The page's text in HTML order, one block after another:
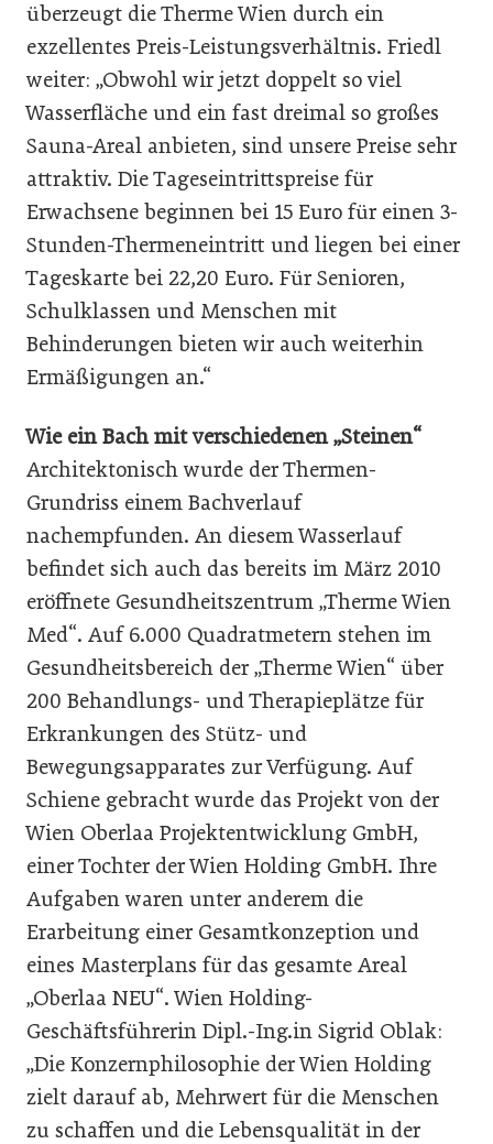
überzeugt die Therme Wien durch ein
exzellentes Preis-Leistungsverhältnis. Friedl
weiter: „Obwohl wir jetzt doppelt so viel
Wasserfläche und ein fast dreimal so großes
Sauna-Areal anbieten, sind unsere Preise sehr
attraktiv. Die Tageseintrittspreise für
Erwachsene beginnen bei 15 Euro für einen 3-
Stunden-Thermeneintritt und liegen bei einer
Tageskarte bei 22,20 Euro. Für Senioren,
Schulklassen und Menschen mit
Behinderungen bieten wir auch weiterhin
Ermäßigungen an.“
Wie ein Bach mit verschiedenen „Steinen“
Architektonisch wurde der Thermen-
Grundriss einem Bachverlauf
nachempfunden. An diesem Wasserlauf
befindet sich auch das bereits im März 2010
eröffnete Gesundheitszentrum „Therme Wien
Med“. Auf 6.000 Quadratmetern stehen im
Gesundheitsbereich der „Therme Wien“ über
200 Behandlungs- und Therapieplätze für
Erkrankungen des Stütz- und
Bewegungsapparates zur Verfügung. Auf
Schiene gebracht wurde das Projekt von der
Wien Oberlaa Projektentwicklung GmbH,
einer Tochter der Wien Holding GmbH. Ihre
Aufgaben waren unter anderem die
Erarbeitung einer Gesamtkonzeption und
eines Masterplans für das gesamte Areal
„Oberlaa NEU“. Wien Holding-
Geschäftsführerin Dipl.-Ing.in Sigrid Oblak:
„Die Konzernphilosophie der Wien Holding
zielt darauf ab, Mehrwert für die Menschen
zu schaffen und die Lebensqualität in der